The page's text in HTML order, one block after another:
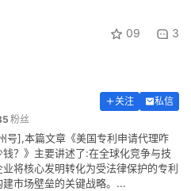
09 3
关注
私信
粉丝
号],本篇文章《美国专利申请代理咋
？》主要讲述了:在全球化竞争与技
将核心发明转化为受法律保护的专利
市场壁垒的关键战略。...